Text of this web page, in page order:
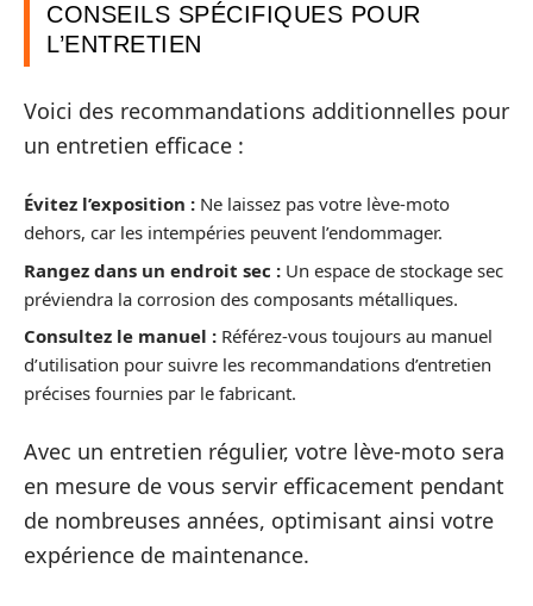
CONSEILS SPÉCIFIQUES POUR
L’ENTRETIEN
Voici des recommandations additionnelles pour
un entretien efficace :
Évitez l’exposition : Ne laissez pas votre lève-moto
dehors, car les intempéries peuvent l’endommager.
Rangez dans un endroit sec : Un espace de stockage sec
préviendra la corrosion des composants métalliques.
Consultez le manuel : Référez-vous toujours au manuel
d’utilisation pour suivre les recommandations d’entretien
précises fournies par le fabricant.
Avec un entretien régulier, votre lève-moto sera
en mesure de vous servir efficacement pendant
de nombreuses années, optimisant ainsi votre
expérience de maintenance.